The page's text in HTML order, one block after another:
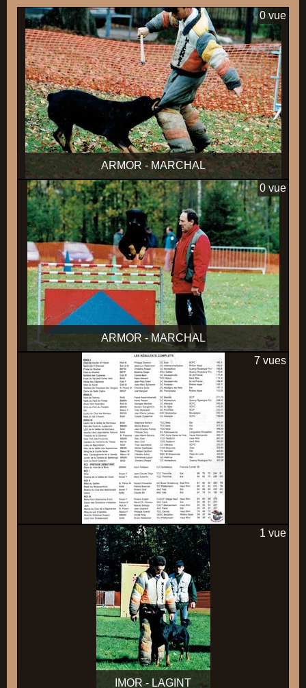
ARMOR - MARCHAL
0 vue
ARMOR - MARCHAL
0 vue
7 vues
IMOR - LAGINT
1 vue